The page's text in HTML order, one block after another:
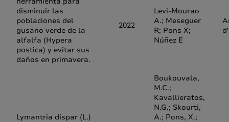
disminuir las
poblaciones del
gusano verde de la
alfalfa (Hypera
postica) y evitar sus
daños en primavera.
2022
Levi-Mourao
A.; Meseguer
R; Pons X;
Núñez E
Lymantria dispar (L.)
Boukouvala,
M.C.;
Kavallieratos,
N.G.; Skourti,
A.; Pons, X.;